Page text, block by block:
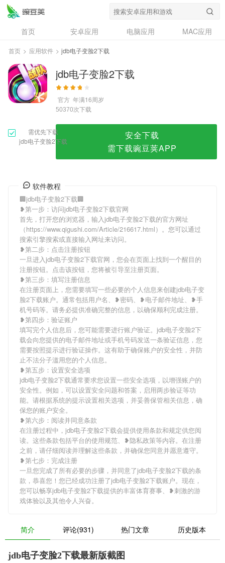
首页 安卓应用 电脑应用
MAC应用
资讯
专题
问答
首页 > 应用软件 > jdb电子变脸2下载
jdb电子变脸2下载
官方 年满16周岁
50370次下载
需优先下载
jdb电子变脸2下载
安全下载
需下载豌豆荚APP
软件教程
🏢jdb电子变脸2下载🏢
❥第一步：访问jdb电子变脸2下载官网
首先，打开您的浏览器，输入jdb电子变脸2下载的官方网址
（https://www.qigushi.com/Article/216617.html）。您可以通过
搜索引擎搜索或直接输入网址来访问。
❥第二步：点击注册按钮
一旦进入jdb电子变脸2下载官网，您会在页面上找到一个醒目的
注册按钮。点击该按钮，您将被引导至注册页面。
❥第三步：填写注册信息
在注册页面上，您需要填写一些必要的个人信息来创建jdb电子变
脸2下载账户。通常包括用户名、❥密码、❥电子邮件地址、❥手
机号码等。请务必提供准确完整的信息，以确保顺利完成注册。
❥第四步：验证账户
填写完个人信息后，您可能需要进行账户验证。jdb电子变脸2下
载会向您提供的电子邮件地址或手机号码发送一条验证信息，您
需要按照提示进行验证操作。这有助于确保账户的安全性，并防
止不法分子滥用您的个人信息。
❥第五步：设置安全选项
jdb电子变脸2下载通常要求您设置一些安全选项，以增强账户的
安全性。例如，可以设置安全问题和答案，启用两步验证等功
能。请根据系统的提示设置相关选项，并妥善保管相关信息，确
保您的账户安全。
❥第六步：阅读并同意条款
在注册过程中，jdb电子变脸2下载会提供使用条款和规定供您阅
读。这些条款包括平台的使用规范、❥隐私政策等内容。在注册
之前，请仔细阅读并理解这些条款，并确保您同意并愿意遵守。
❥第七步：完成注册
一旦您完成了所有必要的步骤，并同意了jdb电子变脸2下载的条
款，恭喜您！您已经成功注册了jdb电子变脸2下载账户。现在，
您可以畅享jdb电子变脸2下载提供的丰富体育赛事、❥刺激的游
戏体验以及其他令人兴奋。
简介 评论(931) 热门文章 历史版本
jdb电子变脸2下载最新版截图